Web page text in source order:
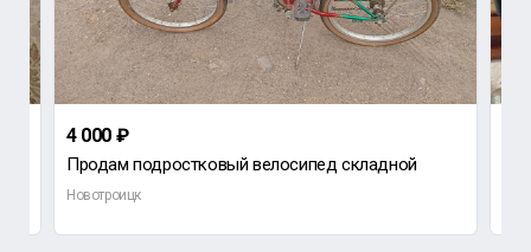
4 000 ₽
Продам подростковый велосипед складной
Новотроицк